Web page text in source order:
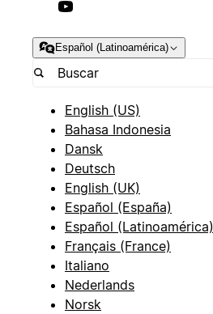
Español (Latinoamérica)
English (US)
Bahasa Indonesia
Dansk
Deutsch
English (UK)
Español (España)
Español (Latinoamérica)
Français (France)
Italiano
Nederlands
Norsk